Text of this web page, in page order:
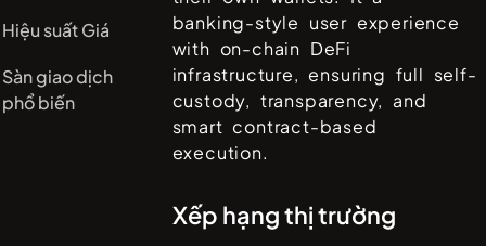
Hiệu suất Giá
Sàn giao dịch
phổ biến
banking-style user experience
with on-chain DeFi
infrastructure, ensuring full self-
custody, transparency, and
smart contract-based
execution.
Xếp hạng thị trường